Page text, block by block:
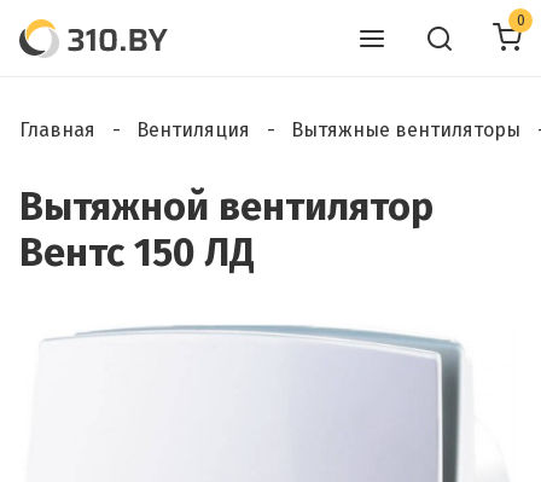
0
Главная Вентиляция Вытяжные вентиляторы
Вытяжной вентилятор
Вентс 150 ЛД